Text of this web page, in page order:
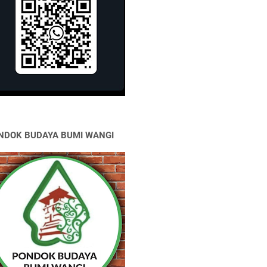
BUDAYA BUMI WANGI